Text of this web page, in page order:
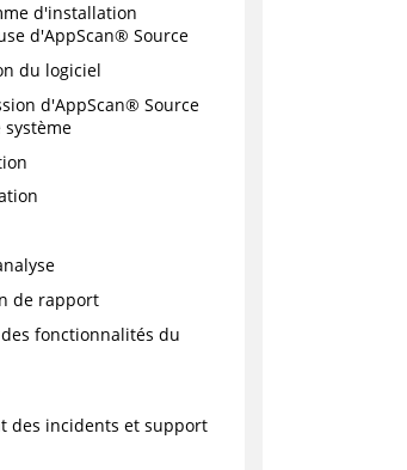
d'installation
d'AppScan® Source
du logiciel
d'AppScan® Source
système
de rapport
fonctionnalités du
des incidents et support